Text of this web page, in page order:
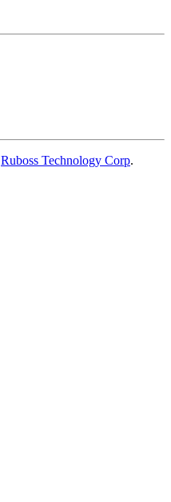
Ruboss Technology Corp.